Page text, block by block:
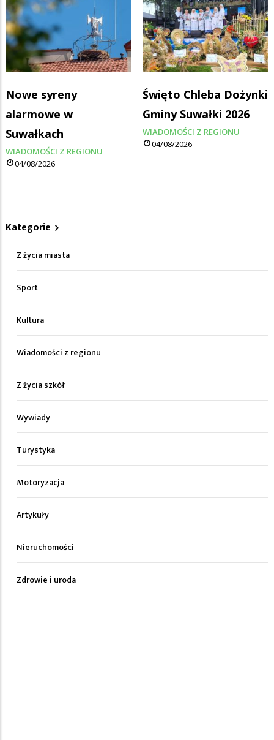
Nowe syreny
alarmowe w
Suwałkach
WIADOMOŚCI Z REGIONU
04/08/2026
Święto Chleba Dożynki
Gminy Suwałki 2026
WIADOMOŚCI Z REGIONU
04/08/2026
Kategorie
Z życia miasta
Sport
Kultura
Wiadomości z regionu
Z życia szkół
Wywiady
Turystyka
Motoryzacja
Artykuły
Nieruchomości
Zdrowie i uroda